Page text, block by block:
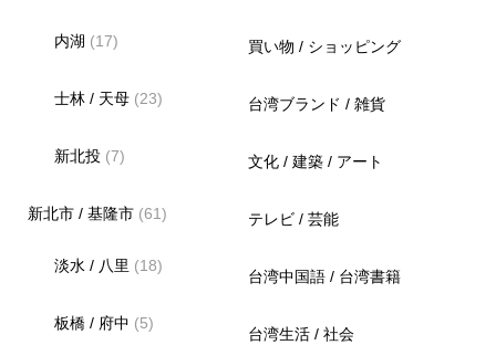
内湖 (17)
士林 / 天母 (23)
新北投 (7)
新北市 / 基隆市(61)
淡水 / 八里 (18)
板橋 / 府中 (5)
買い物 / ショッピング
台湾ブランド / 雑貨
文化 / 建築 / アート
テレビ / 芸能
台湾中国語 / 台湾書籍
台湾生活 / 社会